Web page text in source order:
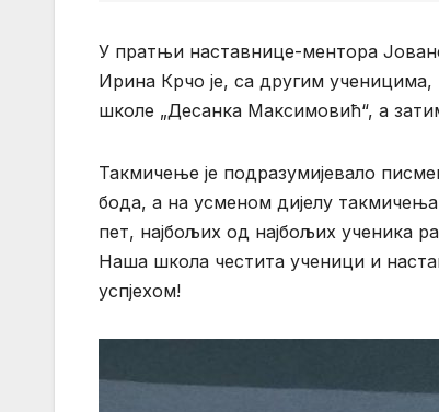
У пратњи наставнице-ментора
Ирина Крчо је, са другим
школе „Десанка Максимовић“, а
Такмичење је подразумијевало
бода, а на усменом дијелу
пет, најбољих од најбољих ученика
Наша школа честита ученици и
успјехом!